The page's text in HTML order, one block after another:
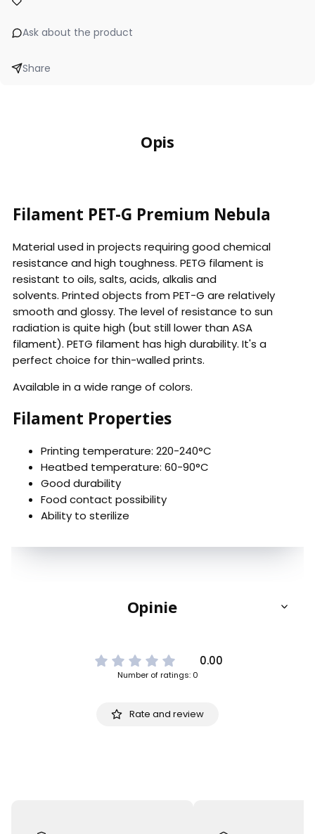
Ask about the product
Share
Opis
Filament PET-G Premium Nebula
Material used in projects requiring good chemical
resistance and high toughness. PETG filament is
resistant to oils, salts, acids, alkalis and
solvents. Printed objects from PET-G are relatively
smooth and glossy. The level of resistance to sun
radiation is quite high (but still lower than ASA
filament). PETG filament has high durability. It's a
perfect choice for thin-walled prints.
Available in a wide range of colors.
Filament Properties
Printing temperature: 220-240°C
Heatbed temperature: 60-90°C
Good durability
Food contact possibility
Ability to sterilize
Opinie
0.00
Number of ratings: 0
Rate and review